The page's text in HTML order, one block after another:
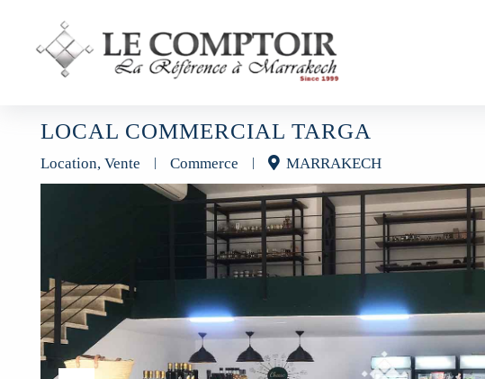
LOCAL COMMERCIAL TARGA
Location, Vente | Commerce | MARRAKECH